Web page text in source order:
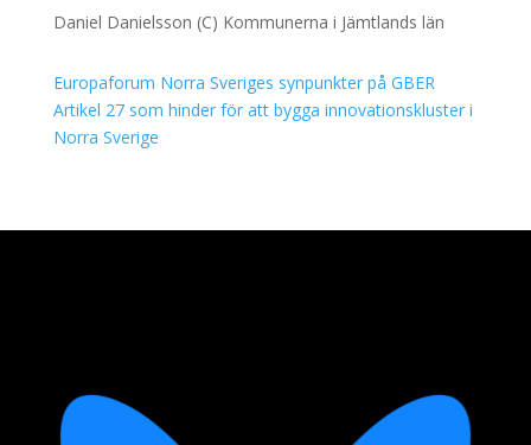
Daniel Danielsson (C) Kommunerna i Jämtlands län
Europaforum Norra Sveriges synpunkter på GBER
Artikel 27 som hinder för att bygga innovationskluster i
Norra Sverige